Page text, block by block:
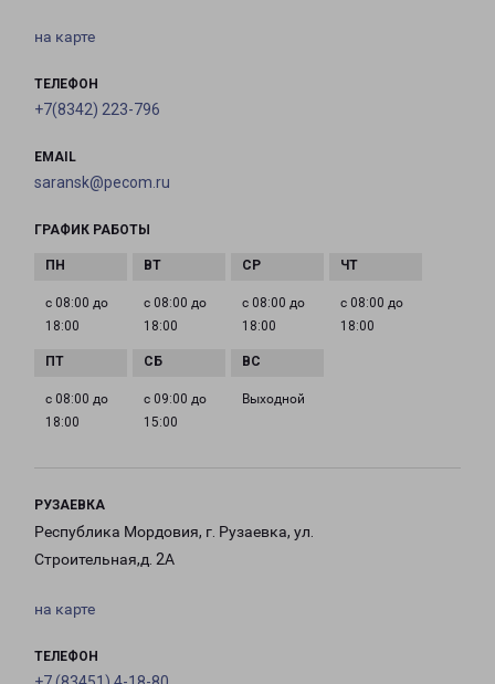
на карте
ТЕЛЕФОН
+7(8342) 223-796
EMAIL
saransk@pecom.ru
ГРАФИК РАБОТЫ
с 08:00 до
18:00
с 08:00 до
18:00
с 08:00 до
18:00
с 08:00 до
18:00
с 08:00 до
18:00
с 09:00 до
15:00
Выходной
РУЗАЕВКА
Республика Мордовия, г. Рузаевка, ул.
Строительная,д. 2А
на карте
ТЕЛЕФОН